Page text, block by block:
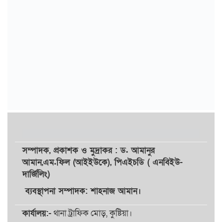
সম্পাদক, প্রকাশকওমুদ্রাকর: ড. আমানুর
আমান,এম.ফিল (আইইউকে), পিএইচডি ( এনবিইউ-
দার্জিলিং)
ব্যবস্থাপনা সম্পাদক: শাহনাজ আমান।
কার্যালয়:-থানা ট্রাফিক মোড়, কুষ্টিয়া।